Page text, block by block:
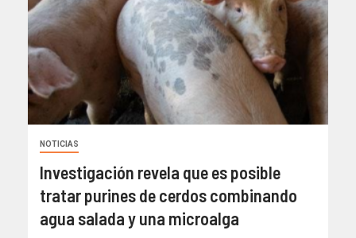
NOTICIAS
Investigación revela que es posible
tratar purines de cerdos combinando
agua salada y una microalga